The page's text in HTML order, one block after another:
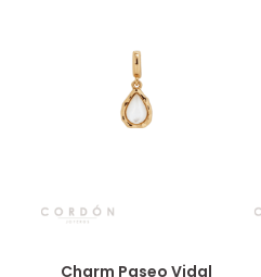
Charm Paseo Vidal